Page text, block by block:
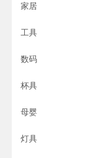
家居
工具
数码
杯具
母婴
灯具